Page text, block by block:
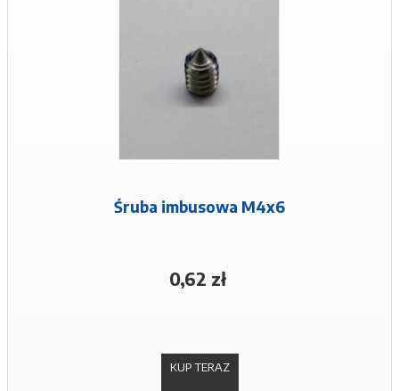
Śruba imbusowa M4x6
0,62 zł
KUP TERAZ